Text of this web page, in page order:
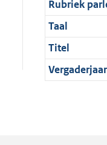
Rubriek
Taal
Titel
Vergaderjaar